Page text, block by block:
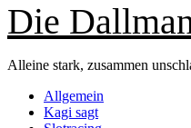
Die
Alleine stark, zusammen
Allgemein
Kagi sagt